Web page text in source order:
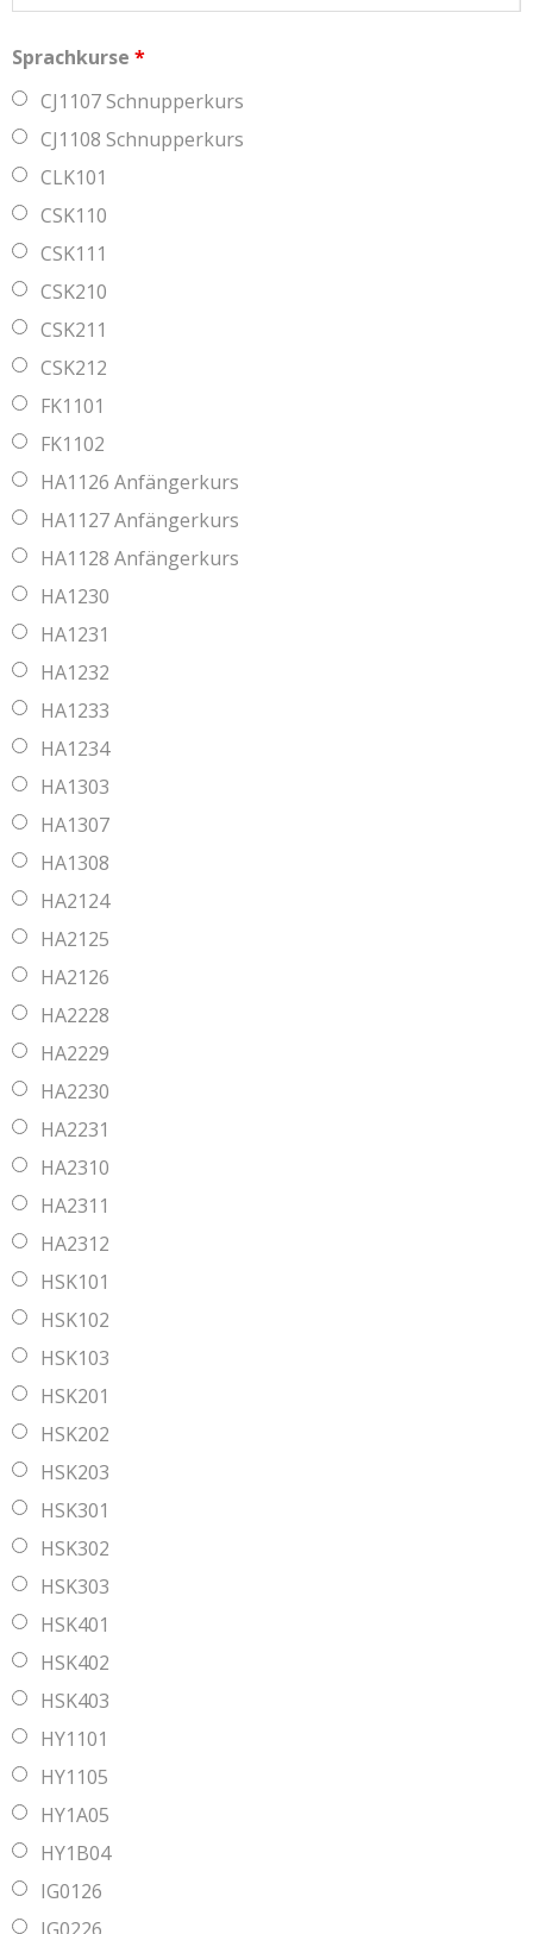
Sprachkurse *
CJ1107 Schnupperkurs
CJ1108 Schnupperkurs
CLK101
CSK110
CSK111
CSK210
CSK211
CSK212
FK1101
FK1102
HA1126 Anfängerkurs
HA1127 Anfängerkurs
HA1128 Anfängerkurs
HA1230
HA1231
HA1232
HA1233
HA1234
HA1303
HA1307
HA1308
HA2124
HA2125
HA2126
HA2228
HA2229
HA2230
HA2231
HA2310
HA2311
HA2312
HSK101
HSK102
HSK103
HSK201
HSK202
HSK203
HSK301
HSK302
HSK303
HSK401
HSK402
HSK403
HY1101
HY1105
HY1A05
HY1B04
IG0126